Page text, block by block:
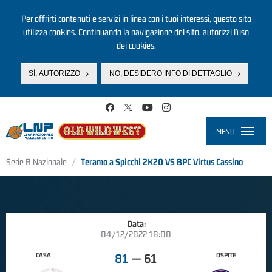
Per offrirti contenuti e servizi in linea con i tuoi interessi, questo sito
utilizza cookies. Continuando la navigazione del sito, autorizzi l’uso
dei cookies.
SÌ, AUTORIZZO NO, DESIDERO INFO DI DETTAGLIO
MENU
Serie B Nazionale Teramo a Spicchi 2K20 VS BPC Virtus Cassino
Data:
04/12/2022 18:00
CASA 81 — 61 OSPITE